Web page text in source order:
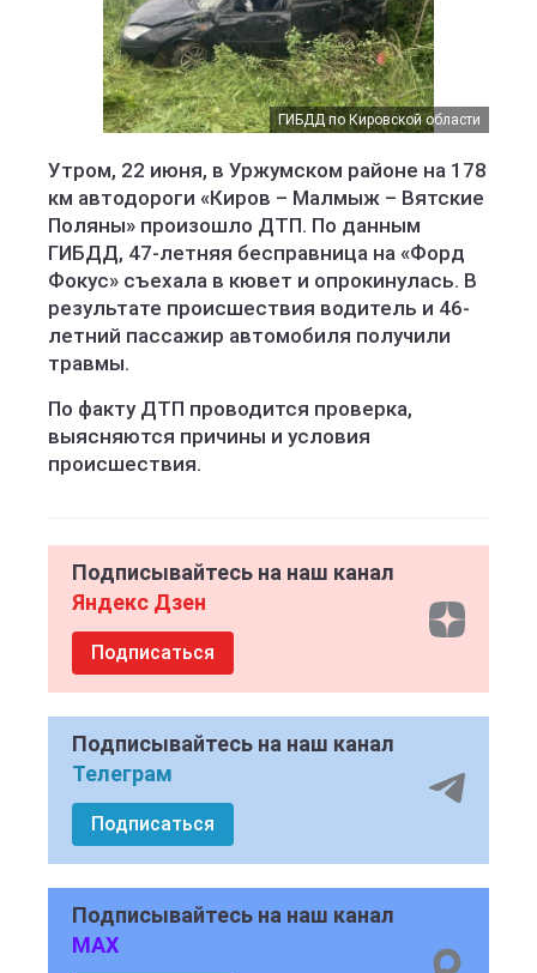
ГИБДД по Кировской области
Утром, 22 июня, в Уржумском районе на 178
км автодороги «Киров – Малмыж – Вятские
Поляны» произошло ДТП. По данным
ГИБДД, 47-летняя бесправница на «Форд
Фокус» съехала в кювет и опрокинулась. В
результате происшествия водитель и 46-
летний пассажир автомобиля получили
травмы.
По факту ДТП проводится проверка,
выясняются причины и условия
происшествия.
Подписывайтесь на наш канал
Яндекс Дзен
Подписаться
Подписывайтесь на наш канал
Телеграм
Подписаться
Подписывайтесь на наш канал
MAX